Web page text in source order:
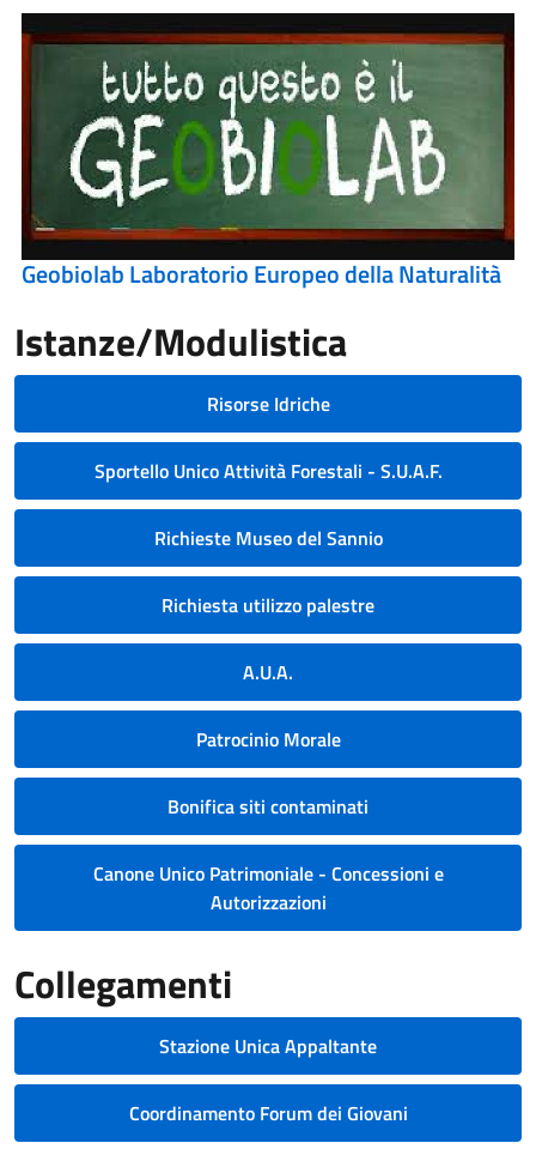
Geobiolab Laboratorio Europeo della Naturalità
Istanze/Modulistica
Risorse Idriche
Sportello Unico Attività Forestali - S.U.A.F.
Richieste Museo del Sannio
Richiesta utilizzo palestre
A.U.A.
Patrocinio Morale
Bonifica siti contaminati
Canone Unico Patrimoniale - Concessioni e
Autorizzazioni
Collegamenti
Stazione Unica Appaltante
Coordinamento Forum dei Giovani